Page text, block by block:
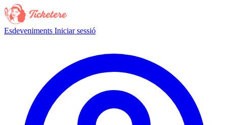
Esdeveniments Iniciar sessió